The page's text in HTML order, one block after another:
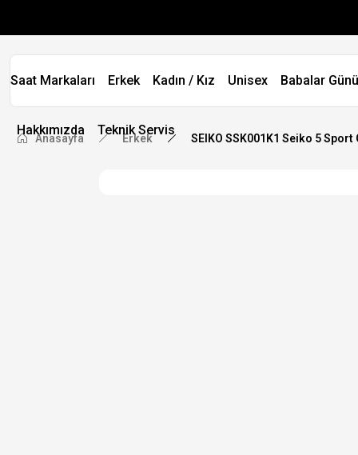
Saat Markaları Erkek Kadın / Kız Unisex Babalar
Hakkımızda Teknik Servis
Anasayfa Erkek SEIKO SSK001K1 Seiko 5